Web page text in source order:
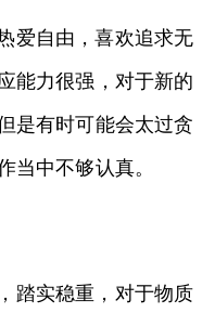
爱自由，喜欢追求无
能力很强，对于新的
是有时可能会太过贪
当中不够认真。
踏实稳重，对于物质